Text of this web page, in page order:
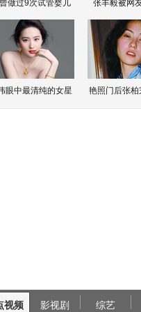
做过9次试管婴儿 张丰毅被网
眼中最清纯的女星 艳照门后张柏
视频 影视剧 综艺